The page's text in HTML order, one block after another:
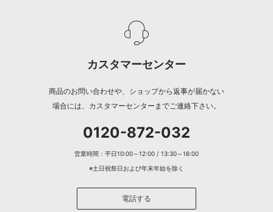
カスタマーセンター
商品のお問い合わせや、ショップから返事が届かない
場合には、カスタマーセンターまでご連絡下さい。
0120-872-032
営業時間：平日10:00～12:00 / 13:30～16:00
※土日祝祭日および年末年始を除く
電話する